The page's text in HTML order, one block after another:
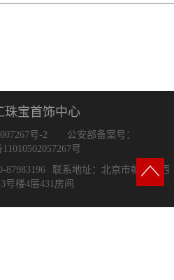
珠宝首饰中心
号-2
公安部备案号：
号
87983196
联系地址：北京市朝阳区西
号楼4层431房间